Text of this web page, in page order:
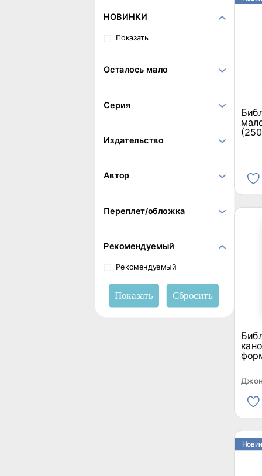
НОВИНКИ
Показать
Осталось мало
Серия
Издательство
Автор
Переплет/обложка
Рекомендуемый
Рекомендуемый